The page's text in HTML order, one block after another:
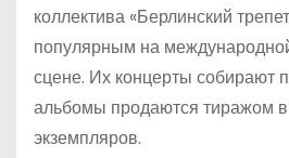
коллектива «Берлинский
популярным на
сцене. Их концерты собирают
альбомы продаются тиражом
экземпляров.